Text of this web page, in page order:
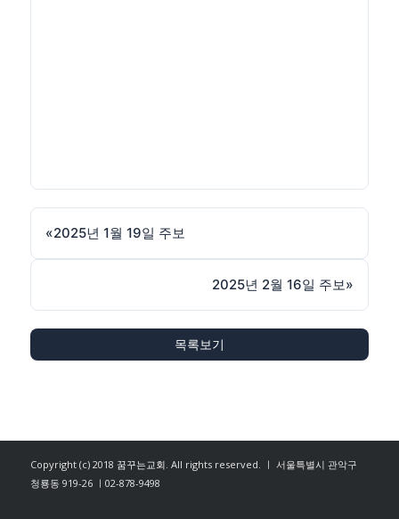
«2025년 1월 19일 주보
2025년 2월 16일 주보»
목록보기
Copyright (c) 2018 꿈꾸는교회. All rights reserved. ㅣ 서울특별시 관악구
청룡동 919-26 ㅣ02-878-9498